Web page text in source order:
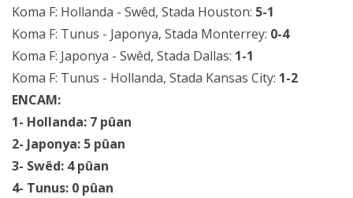
Koma F: Hollanda - Swêd, Stada Houston: 5-1
Koma F: Tunus - Japonya, Stada Monterrey: 0-4
Koma F: Japonya - Swêd, Stada Dallas: 1-1
Koma F: Tunus - Hollanda, Stada Kansas City: 1-2
ENCAM:
1- Hollanda: 7 pûan
2- Japonya: 5 pûan
3- Swêd: 4 pûan
4- Tunus: 0 pûan